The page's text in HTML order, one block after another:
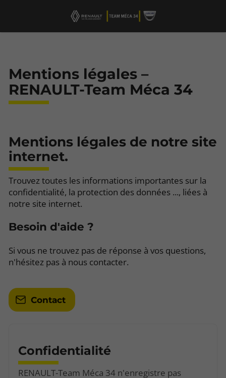
Mentions légales –
RENAULT-Team Méca 34
Mentions légales de notre site
internet.
Trouvez toutes les informations importantes sur la
confidentialité, la protection des données ..., liées à
notre site internet.
Besoin d'aide ?
Si vous ne trouvez pas de réponse à vos questions,
n'hésitez pas à nous contacter.
Contact
Confidentialité
RENAULT-Team Méca 34 n'enregistre pas